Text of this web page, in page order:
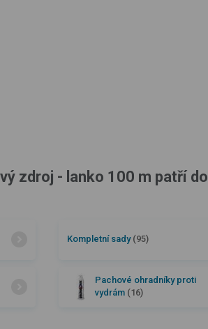
zdroj - lanko 100 m patří do
Kompletní sady (95)
Pachové ohradníky proti
vydrám (16)